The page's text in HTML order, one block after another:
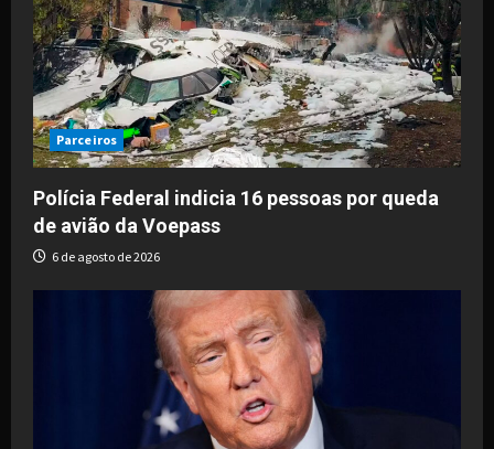
Parceiros
Polícia Federal indicia 16 pessoas por queda
de avião da Voepass
6 de agosto de 2026